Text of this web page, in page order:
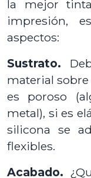
la mejor
impresión,
aspectos:
Sustrato.
material
es poroso
metal), si es
silicona se
flexibles.
Acabado.